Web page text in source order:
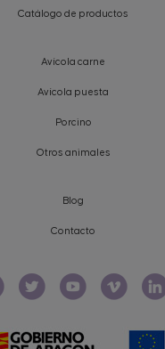
Catálogo de productos
Avícola carne
Avícola puesta
Porcino
Otros animales
Blog
Contacto